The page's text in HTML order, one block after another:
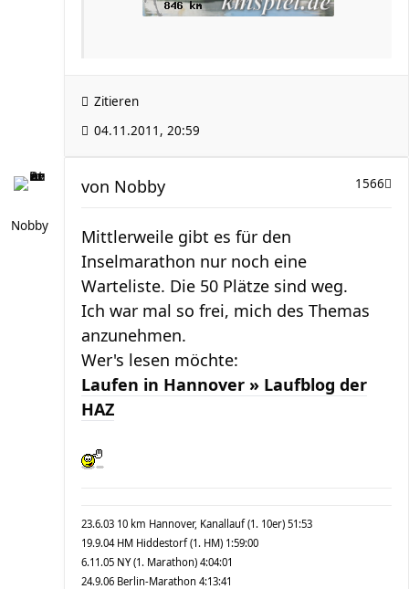
Zitieren
04.11.2011, 20:59
Nobby
1566
von Nobby
Mittlerweile gibt es für den
Inselmarathon nur noch eine
Warteliste. Die 50 Plätze sind weg.
Ich war mal so frei, mich des Themas
anzunehmen.
Wer's lesen möchte:
Laufen in Hannover » Laufblog der
HAZ
23.6.03 10 km Hannover, Kanallauf (1. 10er) 51:53
19.9.04 HM Hiddestorf (1. HM) 1:59:00
6.11.05 NY (1. Marathon) 4:04:01
24.9.06 Berlin-Marathon 4:13:41